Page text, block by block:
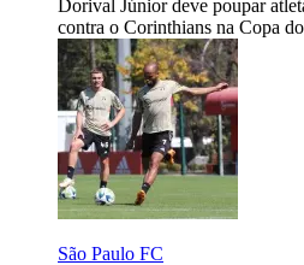
Dorival Júnior deve poupar
contra o Corinthians na Copa
São Paulo FC